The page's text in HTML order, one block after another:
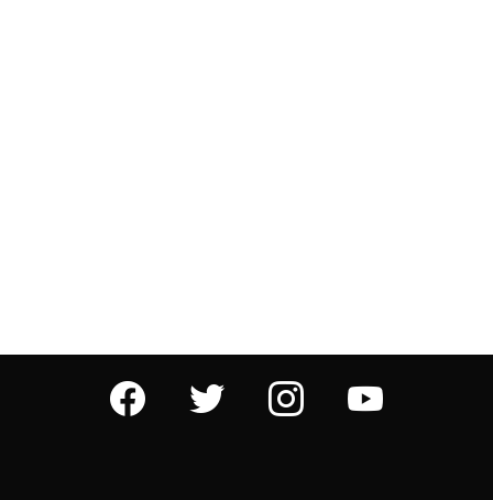
facebook twitter instagram